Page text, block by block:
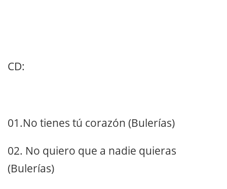
CD:
01.No tienes tú corazón (Bulerías)
02. No quiero que a nadie quieras
(Bulerías)